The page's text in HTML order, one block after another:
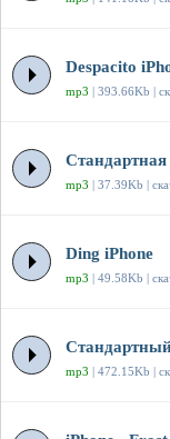
Despacito
mp3 | 393.66Kb |
mp3 | 37.39Kb |
Ding iPhone
mp3 | 49.58Kb |
mp3 | 472.15Kb |